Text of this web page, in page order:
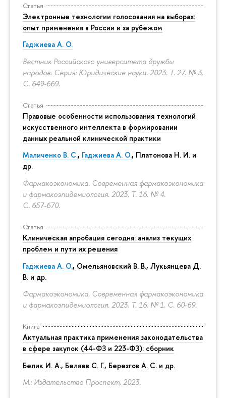
Статья
Электронные технологии голосования на выборах:
опыт применения в России и за рубежом
Гаджиева А. О.
Вестник Российского университета дружбы
народов. Серия: Юридические науки. 2023. Т. 27. № 3.
С. 649-669.
Статья
Правовые особенности использования технологий
искусственного интеллекта в формировании
данных реальной клинической практики
Маличенко В. С., Гаджиева А. О., Платонова Н. И. и
др.
Фармакоэкономика. Современная фармакоэкономика
и фармакоэпидемиология. 2023. Т. 16. № 4.
С. 657-670.
Статья
Клиническая апробация сегодня: анализ текущих
проблем и пути их решения
Гаджиева А. О., Омельяновский В. В., Лукьянцева Д.
В. и др.
Фармакоэкономика. Современная фармакоэкономика
и фармакоэпидемиология. 2023. Т. 16. № 1. С. 60-69.
Книга
Актуальная практика применения законодательства
в сфере закупок (44-ФЗ и 223-ФЗ): сборник
Белик И. А., Беляев С. Г., Березгов А. С. и др.
М.: Издательство Проспект, 2023.